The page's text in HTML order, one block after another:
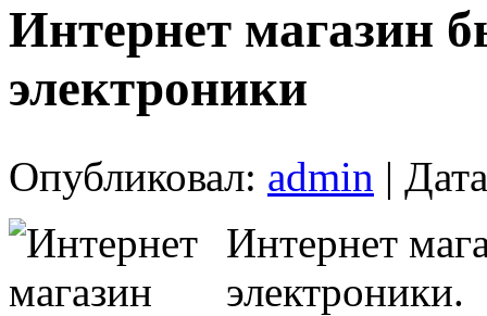
Интернет магазин
электроники
Опубликовал: admin |
Интернет
электроники.